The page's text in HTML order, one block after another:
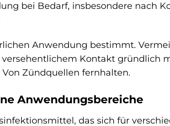
bei Bedarf, insbesondere nach
Anwendung bestimmt.
Kontakt gründlich
Zündquellen fernhalten.
Anwendungsbereiche
das sich für